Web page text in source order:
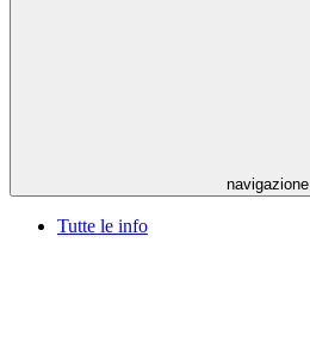
navigazione
Tutte le info